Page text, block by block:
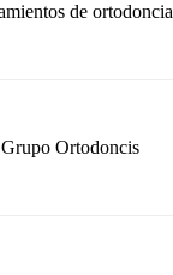
de ortodoncia
Grupo Ortodoncis